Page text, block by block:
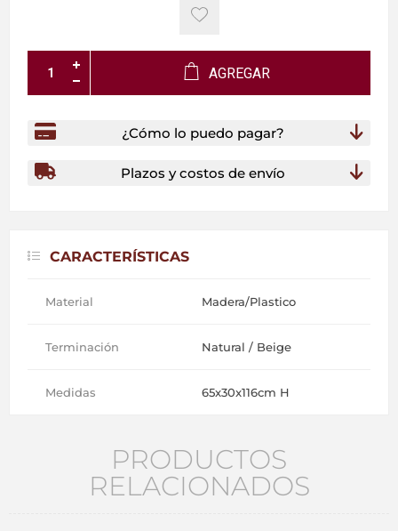
AGREGAR
¿Cómo lo puedo pagar?
Plazos y costos de envío
CARACTERÍSTICAS
Material Madera/Plastico
Terminación Natural / Beige
Medidas 65x30x116cm H
PRODUCTOS
RELACIONADOS